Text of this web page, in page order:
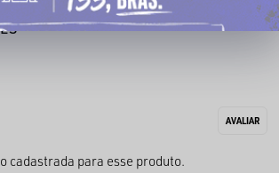
cadastrada para esse produto.